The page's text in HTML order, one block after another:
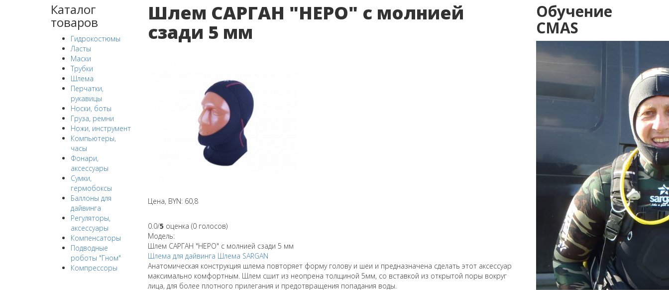
Каталог
товаров
Гидрокостюмы
Ласты
Маски
Трубки
Шлема
Перчатки,
рукавицы
Носки, боты
Груза, ремни
Ножи, инструмент
Компьютеры,
часы
Фонари,
аксессуары
Сумки,
гермобоксы
Баллоны для
дайвинга
Регуляторы,
аксессуары
Компенсаторы
Подводные
роботы "Гном"
Компрессоры
Шлем САРГАН "НЕРО" с молнией
сзади 5 мм
Цена, BYN: 60,8
0.0/5 оценка (0 голосов)
Модель:
Шлем САРГАН "НЕРО" с молнией сзади 5 мм
Шлема для дайвинга Шлема SARGAN
Анатомическая конструкция шлема повторяет форму голову и шеи и предназначена сделать этот аксессуар
максимально комфортным. Шлем сшит из неопрена толщиной 5мм, со вставкой из открытой поры вокруг
лица, для более плотного прилегания и предотвращения попадания воды.
Обучение
CMAS